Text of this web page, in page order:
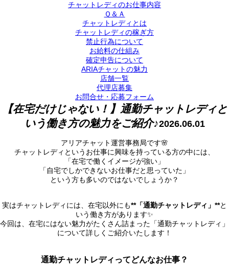
チャットレディのお仕事内容
Ｑ＆Ａ
チャットレディとは
チャットレディの稼ぎ方
禁止行為について
お給料の仕組み
確定申告について
ARIAチャットの魅力
店舗一覧
代理店募集
お問合せ・応募フォーム
【在宅だけじゃない！】通勤チャットレディと
いう働き方の魅力をご紹介♪2026.06.01
アリアチャット運営事務局です🌸
チャットレディというお仕事に興味を持っている方の中には、
「在宅で働くイメージが強い」
「自宅でしかできないお仕事だと思っていた」
という方も多いのではないでしょうか？
実はチャットレディには、在宅以外にも**「通勤チャットレディ」**と
いう働き方があります✨
今回は、在宅にはない魅力がたくさん詰まった「通勤チャットレディ」
について詳しくご紹介いたします！
通勤チャットレディってどんなお仕事？